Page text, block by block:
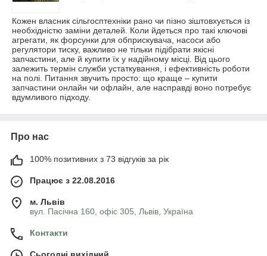
Кожен власник сільгосптехніки рано чи пізно зіштовхується із
необхідністю заміни деталей. Коли йдеться про такі ключові
агрегати, як форсунки для обприскувача, насоси або
регулятори тиску, важливо не тільки підібрати якісні
запчастини, але й купити їх у надійному місці. Від цього
залежить термін служби устаткування, і ефективність роботи
на полі. Питання звучить просто: що краще – купити
запчастини онлайн чи офлайн, але насправді воно потребує
вдумливого підходу.
Про нас
100% позитивних з 73 відгуків за рік
Працює з 22.08.2016
м. Львів
вул. Пасічна 160, офіс 305, Львів, Україна
Контакти